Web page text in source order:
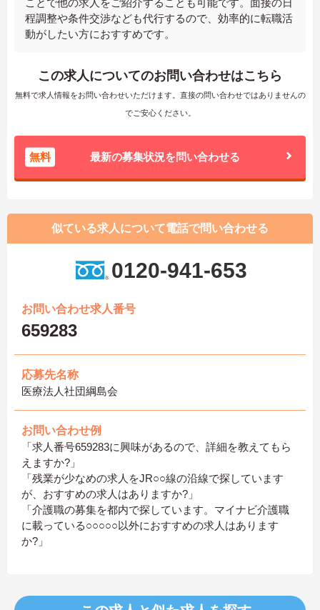
ことで他の求人をご紹介することも可能です。面接の日
程調整や条件交渉なども代行するので、効率的に転職活
動がしたい方におすすめです。
この求人についてのお問い合わせはこちら
無料で求人情報をお問い合わせいただけます。直接の問い合わせではありませんの
でご安心ください。
無料 最新の募集状況を問い合わせる
似ている求人について電話で問い合わせる
0120-941-653
お問い合わせ求人番号
659283
応募先名称
医療法人社団綱島会
お問い合わせ例
「求人番号659283に興味があるので、詳細を教えてもら
えますか?」
「残業が少なめの求人をJR○○線の沿線で探しています
が、おすすめの求人はありますか?」
「介護職の募集を都内で探しています。マイナビ介護職
に載っている○○○○○以外におすすめの求人はあります
か?」